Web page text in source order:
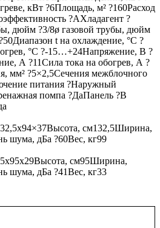
кВт ?6Площадь, м² ?160Расход
?AХладагент ?
дюйм ?3/8ø газовой трубы, дюйм
t на охлаждение, °С ?
°С ?-15…+24Напряжение, В ?
А ?11Сила тока на обогрев, А ?
мм² ?5×2,5Сечения межблочного
питания ?Наружный
помпа ?ДаПанель ?В
см132,5Ширина,
шума, дБа ?60Вес, кг99
см95Ширина,
шума, дБа ?41Вес, кг33